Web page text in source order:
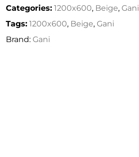
Categories: 1200x600, Beige, Gani
Tags: 1200x600, Beige, Gani
Brand: Gani